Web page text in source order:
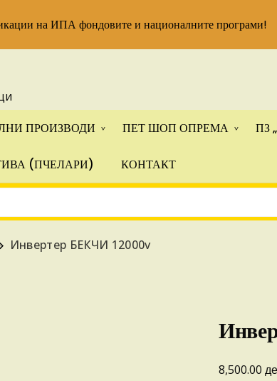
ПРОИЗВОДИ ПЕТ ШОП ОПРЕМА ПЗ
(ПЧЕЛАРИ) КОНТАКТ
Инвертер БЕКЧИ 12000v
8,500.00
на ИПА фондовите и националните програми!